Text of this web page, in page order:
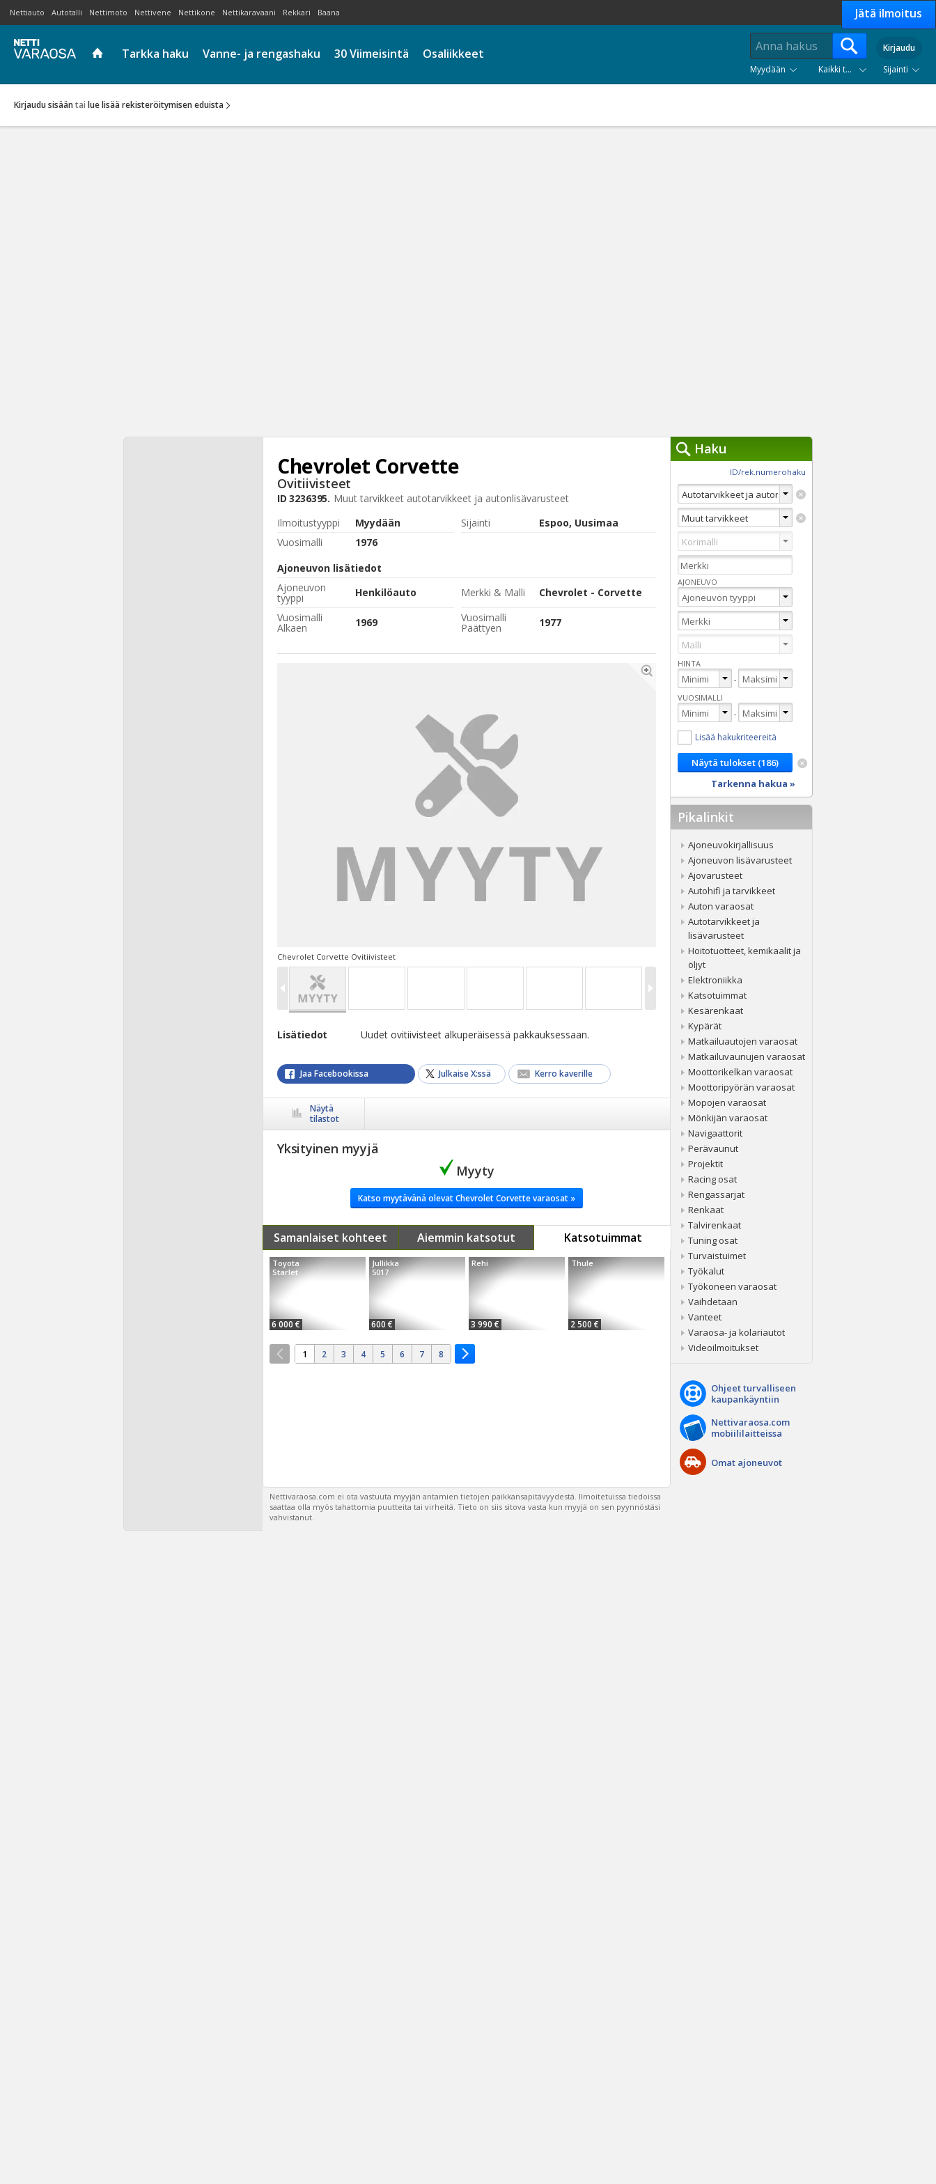
Nettiauto Autotalli Nettimoto Nettivene Nettikone Nettikaravaani Rekkari Baana Jätä ilmoitus
Tarkka haku Vanne- ja rengashaku 30 Viimeisintä Osaliikkeet
Kirjaudu
Myydään
Kaikki tuoteryhmät Sijainti
Kirjaudu sisään tai lue lisää rekisteröitymisen eduista
Chevrolet Corvette
Ovitiivisteet
ID3236395. Muut tarvikkeet autotarvikkeet ja autonlisävarusteet
Ilmoitustyyppi
Myydään Sijainti
Espoo, Uusimaa
Vuosimalli
1976
Ajoneuvon lisätiedot
Ajoneuvon
tyyppi Henkilöauto Merkki & Malli
Chevrolet - Corvette
Vuosimalli
Alkaen 1969 Vuosimalli
Päättyen 1977
Chevrolet Corvette Ovitiivisteet
Lisätiedot Uudet ovitiivisteet alkuperäisessä pakkauksessaan.
Jaa Facebookissa Julkaise X:ssä Kerro kaverille
Näytä
tilastot
Yksityinen myyjä
Myyty
Katso myytävänä olevat Chevrolet Corvette varaosat »
Samanlaiset kohteet Aiemmin katsotut Katsotuimmat
Toyota
Starlet
6 000 €
Jullikka
5017
600 €
Rehi
3 990 €
Thule
2 500 €
1 2 3 4 5 6 7 8
Nettivaraosa.com ei ota vastuuta myyjän antamien tietojen paikkansapitävyydestä. Ilmoitetuissa tiedoissa
saattaa olla myös tahattomia puutteita tai virheitä. Tieto on siis sitova vasta kun myyjä on sen pyynnöstäsi
vahvistanut.
Haku
ID/rek.numerohaku
AJONEUVO
HINTA
-
VUOSIMALLI
-
Lisää hakukriteereitä
Tarkenna hakua »
Pikalinkit
Ajoneuvokirjallisuus
Ajoneuvon lisävarusteet
Ajovarusteet
Autohifi ja tarvikkeet
Auton varaosat
Autotarvikkeet ja
lisävarusteet
Hoitotuotteet, kemikaalit ja
öljyt
Elektroniikka
Katsotuimmat
Kesärenkaat
Kypärät
Matkailuautojen varaosat
Matkailuvaunujen varaosat
Moottorikelkan varaosat
Moottoripyörän varaosat
Mopojen varaosat
Mönkijän varaosat
Navigaattorit
Perävaunut
Projektit
Racing osat
Rengassarjat
Renkaat
Talvirenkaat
Tuning osat
Turvaistuimet
Työkalut
Työkoneen varaosat
Vaihdetaan
Vanteet
Varaosa- ja kolariautot
Videoilmoitukset
Ohjeet turvalliseen
kaupankäyntiin
Nettivaraosa.com
mobiililaitteissa
Omat ajoneuvot